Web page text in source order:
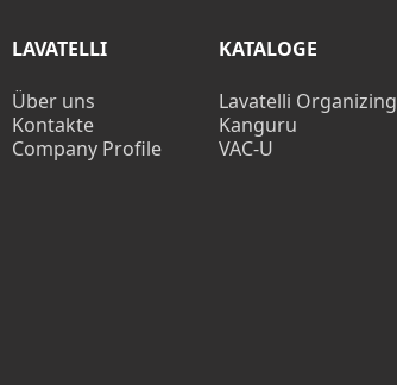
LAVATELLI
Über uns
Kontakte
Company Profile
KATALOGE
Lavatelli Organizing
Kanguru
VAC-U